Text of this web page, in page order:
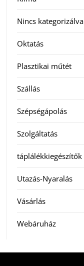
Nincs kategorizálva
Oktatás
Plasztikai műtét
Szállás
Szépségápolás
Szolgáltatás
táplálékkiegészítők
Utazás-Nyaralás
Vásárlás
Webáruház